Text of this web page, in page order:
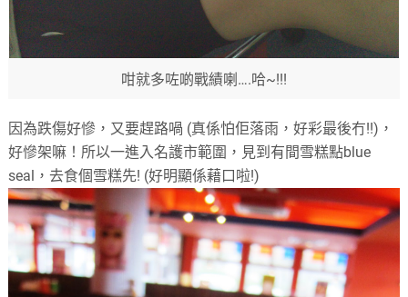
咁就多咗啲戰績喇….哈~!!!
因為跌傷好慘，又要趕路喎 (真係怕佢落雨，好彩最後冇!!)，
好慘架嘛！所以一進入名護市範圍，見到有間雪糕點blue
seal，去食個雪糕先! (好明顯係藉口啦!)